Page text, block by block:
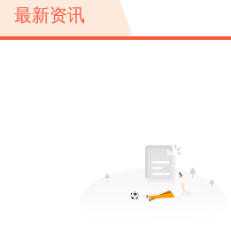
最新资讯